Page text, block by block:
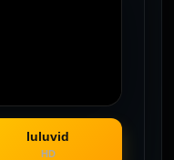
luluvid
HD